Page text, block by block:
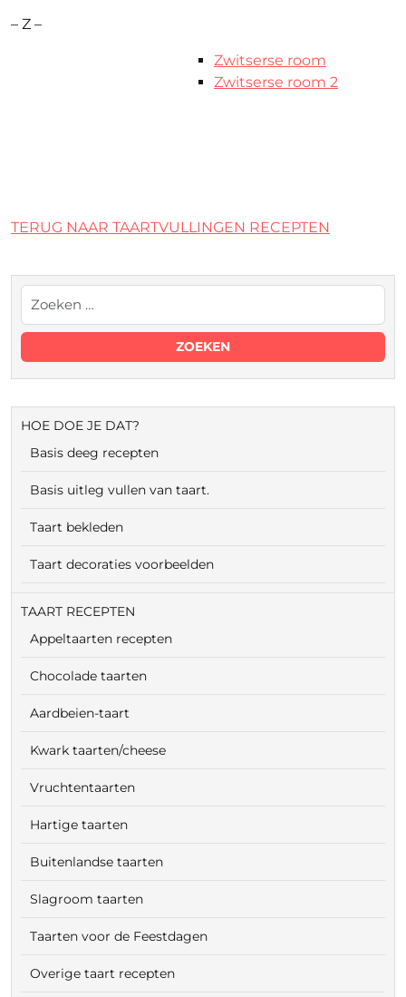
– Z –
Zwitserse room
Zwitserse room 2
TERUG NAAR TAARTVULLINGEN RECEPTEN
HOE DOE JE DAT?
Basis deeg recepten
Basis uitleg vullen van taart.
Taart bekleden
Taart decoraties voorbeelden
TAART RECEPTEN
Appeltaarten recepten
Chocolade taarten
Aardbeien-taart
Kwark taarten/cheese
Vruchtentaarten
Hartige taarten
Buitenlandse taarten
Slagroom taarten
Taarten voor de Feestdagen
Overige taart recepten